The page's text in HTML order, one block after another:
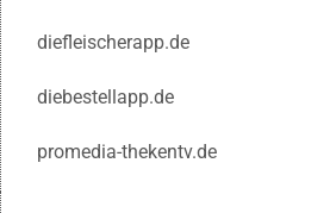
diefleischerapp.de
diebestellapp.de
promedia-thekentv.de